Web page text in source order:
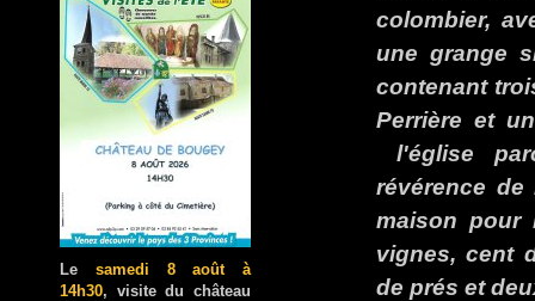
Le samedi 8 août à
14h30, visite du château
colombier,
une grange
contenant
Perrière et
l'église
révérence
maison pour
vignes, cent
de prés et